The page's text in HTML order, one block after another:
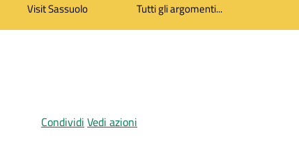
Visit Sassuolo Tutti gli argomenti...
Condividi Vedi azioni